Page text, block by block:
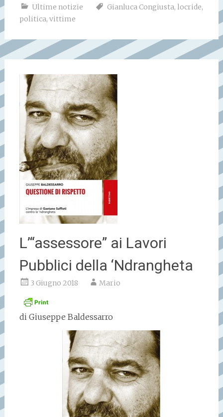
Ultime notizie Gianluca Congiusta, locride,
politica, vittime
L’“assessore” ai Lavori
Pubblici della ‘Ndrangheta
3 Giugno 2018 Mario
di Giuseppe Baldessarro